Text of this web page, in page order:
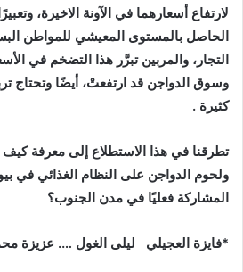
لارتفاع أسعارهما في الآونة الاخيرة، وتعبيرًا
الحاصل بالمستوى المعيشي للمواطن
التجار، والمربين تبرَّر هذا التضخم في
وسوق الدواجن قد ارتفعتْ، أيضًا وتحتاج
كثيرة .
تطرقنا في هذا الاستطلاع إلى معرفة كيف
ولحوم الدواجن على النظام الغذائي في
المشاركة فعليًا في مدن الجنوب؟
*فايزة العجيلي ليلى الغول …. عزيزة